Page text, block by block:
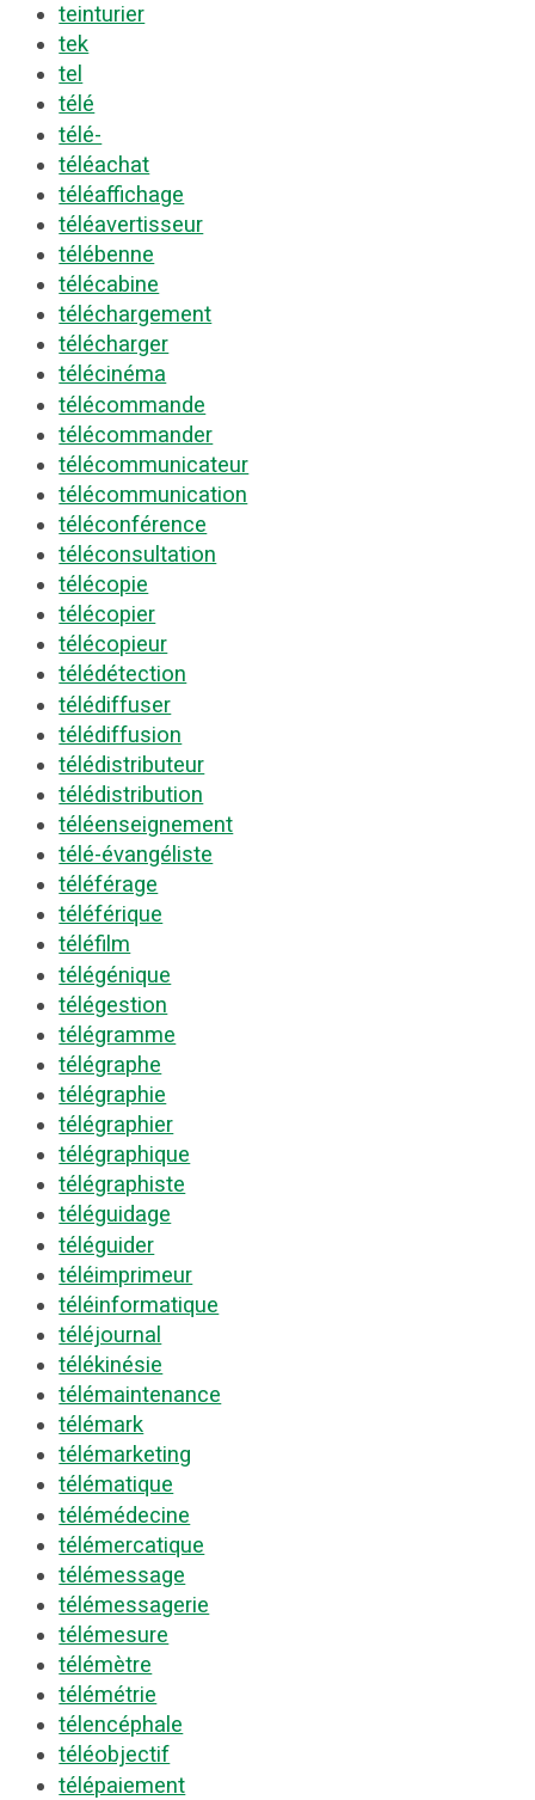
teinturier
tek
tel
télé
télé-
téléachat
téléaffichage
téléavertisseur
télébenne
télécabine
téléchargement
télécharger
télécinéma
télécommande
télécommander
télécommunicateur
télécommunication
téléconférence
téléconsultation
télécopie
télécopier
télécopieur
télédétection
télédiffuser
télédiffusion
télédistributeur
télédistribution
téléenseignement
télé-évangéliste
téléférage
téléférique
téléfilm
télégénique
télégestion
télégramme
télégraphe
télégraphie
télégraphier
télégraphique
télégraphiste
téléguidage
téléguider
téléimprimeur
téléinformatique
téléjournal
télékinésie
télémaintenance
télémark
télémarketing
télématique
télémédecine
télémercatique
télémessage
télémessagerie
télémesure
télémètre
télémétrie
télencéphale
téléobjectif
télépaiement